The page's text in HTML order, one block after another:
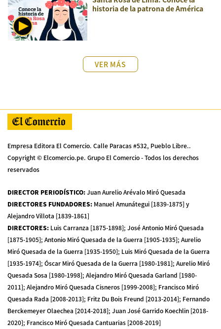
historia de la patrona de América
VER MÁS
Empresa Editora El Comercio. Calle Paracas #532, Pueblo Libre..
Copyright © Elcomercio.pe. Grupo El Comercio - Todos los derechos
reservados
DIRECTOR PERIODÍSTICO:Juan Aurelio Arévalo Miró Quesada
DIRECTORES FUNDADORES: Manuel Amunátegui [1839-1875] y
Alejandro Villota [1839-1861]
DIRECTORES: Luis Carranza [1875-1898]; José Antonio Miró Quesada
[1875-1905]; Antonio Miró Quesada de la Guerra [1905-1935]; Aurelio
Miró Quesada de la Guerra [1935-1950]; Luis Miró Quesada de la Guerra
[1935-1974]; Óscar Miró Quesada de la Guerra [1980-1981]; Aurelio Miró
Quesada Sosa [1980-1998]; Alejandro Miró Quesada Garland [1980-
2011]; Alejandro Miró Quesada Cisneros [1999-2008]; Francisco Miró
Quesada Rada [2008-2013]; Fritz Du Bois Freund [2013-2014]; Fernando
Berckemeyer Olaechea [2014-2018]; Juan José Garrido Koechlin [2018-
2020]; Francisco Miró Quesada Cantuarias [2008-2019]